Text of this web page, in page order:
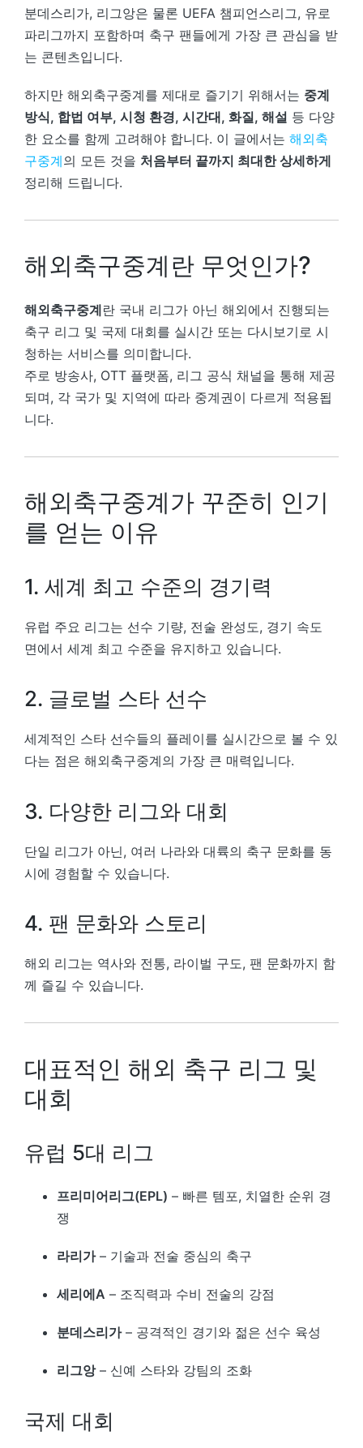
분데스리가, 리그앙은 물론 UEFA 챔피언스리그, 유로
파리그까지 포함하며 축구 팬들에게 가장 큰 관심을 받
는 콘텐츠입니다.
하지만 해외축구중계를 제대로 즐기기 위해서는 중계
방식, 합법 여부, 시청 환경, 시간대, 화질, 해설 등 다양
한 요소를 함께 고려해야 합니다. 이 글에서는 해외축
구중계의 모든 것을 처음부터 끝까지 최대한 상세하게
정리해 드립니다.
해외축구중계란 무엇인가?
해외축구중계란 국내 리그가 아닌 해외에서 진행되는
축구 리그 및 국제 대회를 실시간 또는 다시보기로 시
청하는 서비스를 의미합니다.
주로 방송사, OTT 플랫폼, 리그 공식 채널을 통해 제공
되며, 각 국가 및 지역에 따라 중계권이 다르게 적용됩
니다.
해외축구중계가 꾸준히 인기
를 얻는 이유
1. 세계 최고 수준의 경기력
유럽 주요 리그는 선수 기량, 전술 완성도, 경기 속도
면에서 세계 최고 수준을 유지하고 있습니다.
2. 글로벌 스타 선수
세계적인 스타 선수들의 플레이를 실시간으로 볼 수 있
다는 점은 해외축구중계의 가장 큰 매력입니다.
3. 다양한 리그와 대회
단일 리그가 아닌, 여러 나라와 대륙의 축구 문화를 동
시에 경험할 수 있습니다.
4. 팬 문화와 스토리
해외 리그는 역사와 전통, 라이벌 구도, 팬 문화까지 함
께 즐길 수 있습니다.
대표적인 해외 축구 리그 및
대회
유럽 5대 리그
프리미어리그(EPL) – 빠른 템포, 치열한 순위 경
쟁
라리가– 기술과 전술 중심의 축구
세리에A – 조직력과 수비 전술의 강점
분데스리가– 공격적인 경기와 젊은 선수 육성
리그앙– 신예 스타와 강팀의 조화
국제 대회